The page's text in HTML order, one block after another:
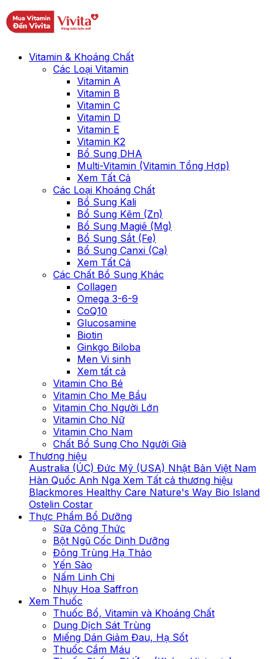
Vitamin & Khoáng Chất
Các Loại Vitamin
Vitamin A
Vitamin B
Vitamin C
Vitamin D
Vitamin E
Vitamin K2
Bổ Sung DHA
Multi-Vitamin (Vitamin Tổng Hợp)
Xem Tất Cả
Các Loại Khoáng Chất
Bổ Sung Kali
Bổ Sung Kẽm (Zn)
Bổ Sung Magiê (Mg)
Bổ Sung Sắt (Fe)
Bổ Sung Canxi (Ca)
Xem Tất Cả
Các Chất Bổ Sung Khác
Collagen
Omega 3-6-9
CoQ10
Glucosamine
Biotin
Ginkgo Biloba
Men Vi sinh
Xem tất cả
Vitamin Cho Bé
Vitamin Cho Mẹ Bầu
Vitamin Cho Người Lớn
Vitamin Cho Nữ
Vitamin Cho Nam
Chất Bổ Sung Cho Người Già
Thương hiệu
Australia (ÚC) Đức Mỹ (USA) Nhật Bản Việt Nam
Hàn Quốc Anh Nga Xem Tất cả thương hiệu
Blackmores Healthy Care Nature's Way Bio Island
Ostelin Costar
Thực Phẩm Bổ Dưỡng
Sữa Công Thức
Bột Ngũ Cốc Dinh Dưỡng
Đông Trùng Hạ Thảo
Yến Sào
Nấm Linh Chi
Nhụy Hoa Saffron
Xem Thuốc
Thuốc Bổ, Vitamin và Khoáng Chất
Dung Dịch Sát Trùng
Miếng Dán Giảm Đau, Hạ Sốt
Thuốc Cầm Máu